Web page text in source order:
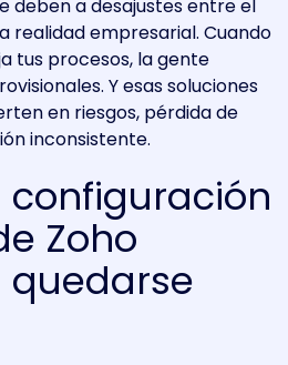
deben a desajustes entre el
realidad empresarial. Cuando
tus procesos, la gente
Y esas soluciones
en riesgos, pérdida de
inconsistente.
Zoho
quedarse